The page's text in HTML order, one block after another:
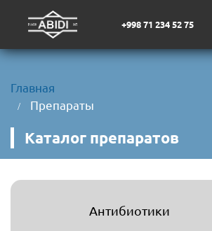
+998 71 234 52 75
Главная
Препараты
Каталог препаратов
Антибиотики